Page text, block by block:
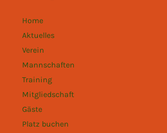
Home
Aktuelles
Verein
Mannschaften
Training
Mitgliedschaft
Gäste
Platz buchen